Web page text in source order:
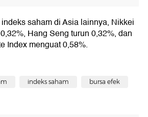
saham di Asia lainnya, Nikkei
Hang Seng turun 0,32%, dan
Index menguat 0,58%.
indeks saham bursa efek